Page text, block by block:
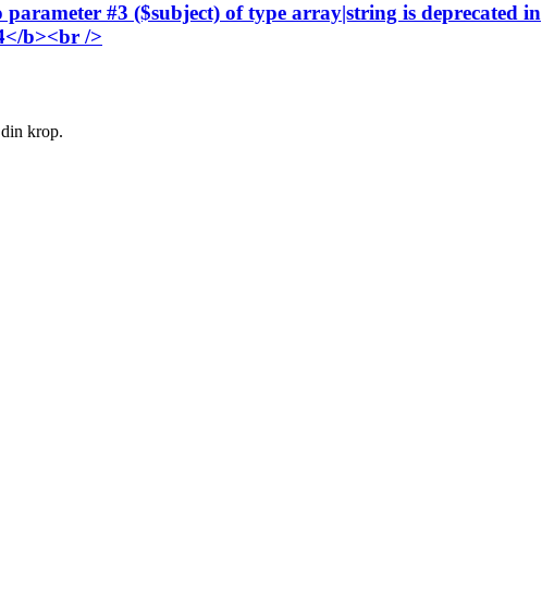
#3 ($subject) of type array|string is deprecated in
b><br />
krop.